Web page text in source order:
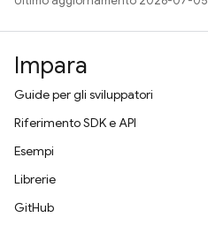
Impara
Guide per gli sviluppatori
Riferimento SDK e API
Esempi
Librerie
GitHub